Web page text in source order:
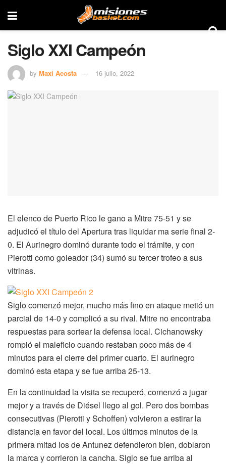
Siglo XXI Campeón
by Maxi Acosta 16 julio, 2022
El elenco de Puerto Rico le gano a Mitre 75-51 y se
adjudicó el título del Apertura tras liquidar ma serie final 2-
0. El Aurinegro dominó durante todo el trámite, y con
Pierotti como goleador (34) sumó su tercer trofeo a sus
vitrinas.
Siglo comenzó mejor, mucho más fino en ataque metió un
parcial de 14-0 y complicó a su rival. Mitre no encontraba
respuestas para sortear la defensa local. Cichanowsky
rompió el maleficio cuando restaban poco más de 4
minutos para el cierre del primer cuarto. El aurinegro
dominó esta etapa y se fue arriba 25-13.
En la continuidad la visita se recuperó, comenzó a jugar
mejor y a través de Diésel llego al gol. Pero dos bombas
consecutivas (Pierotti y Schoffen) volvieron a estirar la
distancia en favor del local. Los últimos minutos de la
primera mitad los de Antunez defendieron bien, doblaron
la marca y corrieron la cancha. Siglo se fue arriba al